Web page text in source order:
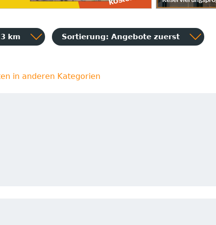
km Sortierung: Angebote zuerst
in anderen Kategorien